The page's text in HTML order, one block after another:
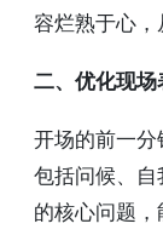
容烂熟于心，
二、优化现
开场的前一分
包括问候、
的核心问题，